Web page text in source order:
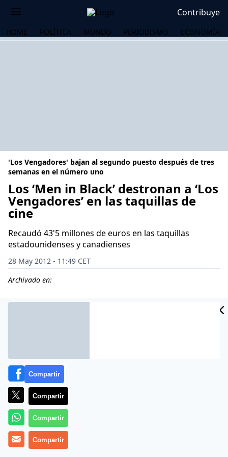
Contribuye
HOME POLÍTICA MUNDO PERIODISMO ECONOMÍA
'Los Vengadores' bajan al segundo puesto después de tres
semanas en el número uno
Los ‘Men in Black’ destronan a ‘Los
Vengadores’ en las taquillas de
cine
Recaudó 43'5 millones de euros en las taquillas
estadounidenses y canadienses
28 May 2012 - 11:49 CET
Archivado en:
Más información
Compartir
Compartir
Compartir
Compartir